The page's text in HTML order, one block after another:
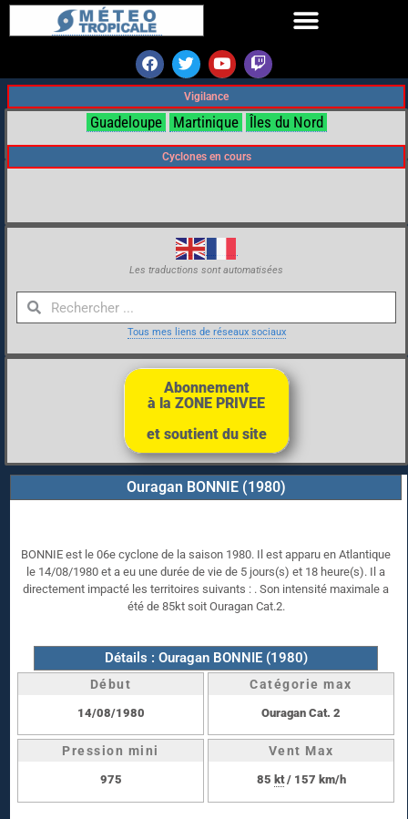
Vigilance
Guadeloupe Martinique Îles du Nord
Cyclones en cours
Les traductions sont automatisées
Tous mes liens de réseaux sociaux
Abonnement
à la ZONE PRIVEE
et soutient du site
Ouragan BONNIE (1980)
BONNIE est le 06e cyclone de la saison 1980. Il est apparu en Atlantique
le 14/08/1980 et a eu une durée de vie de 5 jours(s) et 18 heure(s). Il a
directement impacté les territoires suivants : . Son intensité maximale a
été de 85kt soit Ouragan Cat.2.
Détails : Ouragan BONNIE (1980)
Début
14/08/1980
Catégorie max
Ouragan Cat. 2
Pression mini
975
Vent Max
85 kt/ 157 km/h